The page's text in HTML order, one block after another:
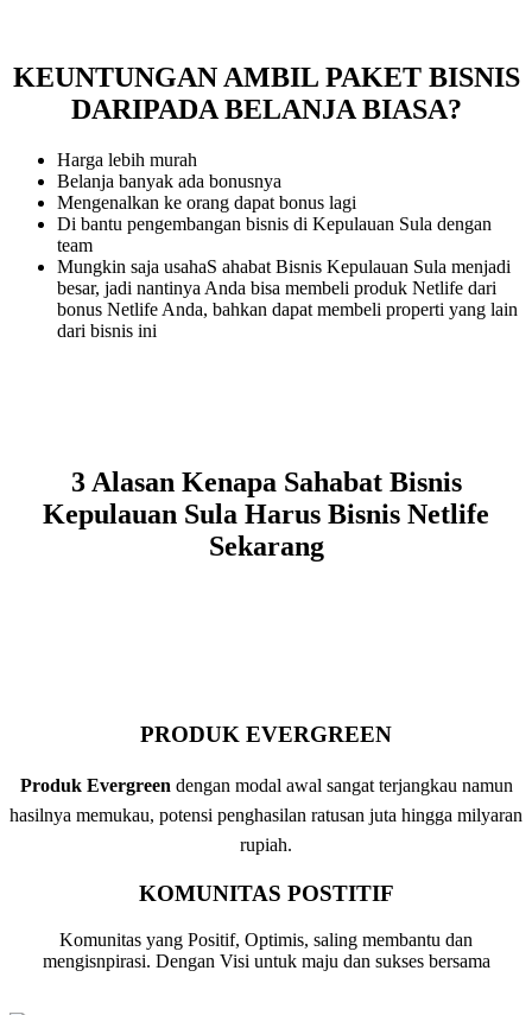
KEUNTUNGAN AMBIL PAKET BISNIS
DARIPADA BELANJA BIASA?
Harga lebih murah
Belanja banyak ada bonusnya
Mengenalkan ke orang dapat bonus lagi
Di bantu pengembangan bisnis di Kepulauan Sula dengan
team
Mungkin saja usahaS ahabat Bisnis Kepulauan Sula menjadi
besar, jadi nantinya Anda bisa membeli produk Netlife dari
bonus Netlife Anda, bahkan dapat membeli properti yang lain
dari bisnis ini
3 Alasan Kenapa Sahabat Bisnis
Kepulauan Sula Harus Bisnis Netlife
Sekarang
PRODUK EVERGREEN
Produk Evergreen dengan modal awal sangat terjangkau namun
hasilnya memukau, potensi penghasilan ratusan juta hingga milyaran
rupiah.
KOMUNITAS POSTITIF
Komunitas yang Positif, Optimis, saling membantu dan
mengisnpirasi. Dengan Visi untuk maju dan sukses bersama